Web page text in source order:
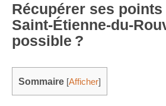
Récupérer ses
Saint-Étienne-du-
possible ?
Sommaire [Afficher]